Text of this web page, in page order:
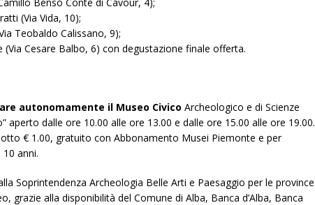
(Via Vida, 10);
Teobaldo Calissano, 9);
(Via Cesare Balbo, 6) con degustazione finale offerta.
autonomamente il Museo Civico Archeologico e di Scienze
aperto dalle ore 10.00 alle ore 13.00 e dalle ore 15.00 alle ore 19.00.
€ 1.00, gratuito con Abbonamento Musei Piemonte e per
anni.
Soprintendenza Archeologia Belle Arti e Paesaggio per le province
grazie alla disponibilità del Comune di Alba, Banca d’Alba, Banca